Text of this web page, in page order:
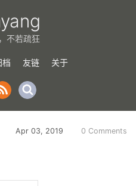
不若疏狂
档 友链 关于
Apr 03, 2019 0 Comments